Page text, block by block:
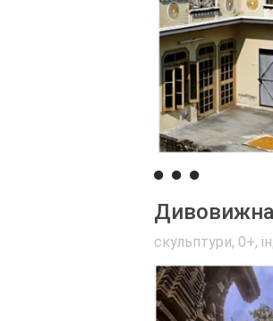
Дивовижна
скульптури, 0+,